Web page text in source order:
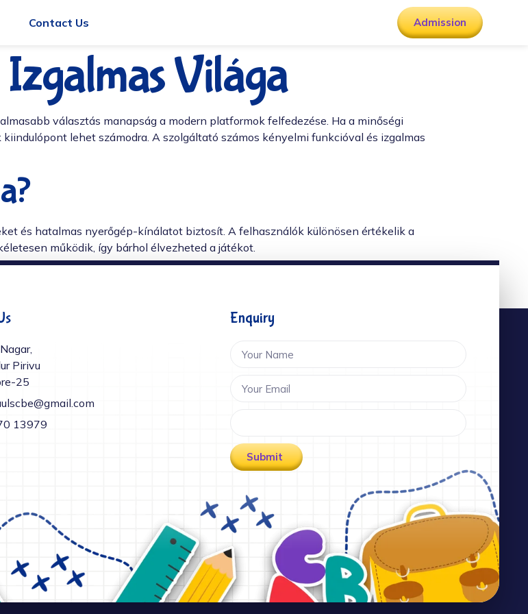
Contact Us Admission
Világa
választás manapság a modern platformok felfedezése. Ha a minőségi
lehet számodra. A szolgáltató számos kényelmi funkcióval és izgalmas
és hatalmas nyerőgép-kínálatot biztosít. A felhasználók különösen értékelik a
működik, így bárhol élvezheted a játékot.
Pirivu
25
13979
Enquiry
Submit